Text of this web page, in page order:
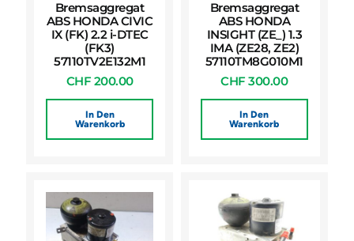
Bremsaggregat
ABS HONDA CIVIC
IX (FK) 2.2 i-DTEC
(FK3)
57110TV2E132M1
CHF 200.00
In Den
Warenkorb
Bremsaggregat
ABS HONDA
INSIGHT (ZE_) 1.3
IMA (ZE28, ZE2)
57110TM8G010M1
CHF 300.00
In Den
Warenkorb